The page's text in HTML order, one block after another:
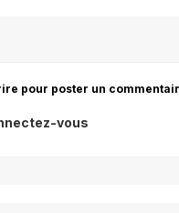
pour poster un
vous